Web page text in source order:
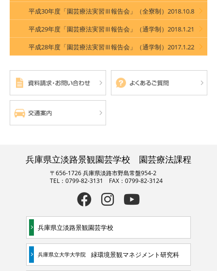
平成30年度「園芸療法実習Ⅲ報告会」（全寮制）2018.10.8
平成29年度「園芸療法実習Ⅲ報告会」（通学制）2018.1.21
平成28年度「園芸療法実習Ⅲ報告会」（通学制）2017.1.22
兵庫県立淡路景観園芸学校 園芸療法課程
〒656-1726 兵庫県淡路市野島常盤954-2
TEL：0799-82-3131 FAX：0799-82-3124
兵庫県立淡路景観園芸学校
兵庫県立大学大学院 緑環境景観マネジメント研究科